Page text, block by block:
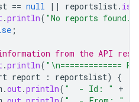
== null || reportslist.
.println( "No reports found."
;
from the API
.println(
report : reportslist)
{
.out.println( "  - Id: " +